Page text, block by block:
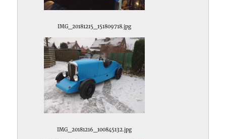
IMG_20181215_151809718.jpg
IMG_20181216_100845132.jpg